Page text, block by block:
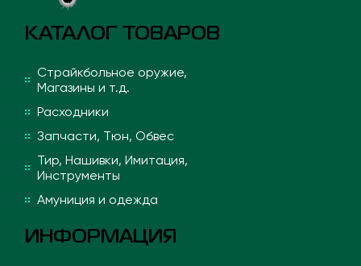
КАТАЛОГ ТОВАРОВ
Страйкбольное оружие,
Магазины и т.д.
Расходники
Запчасти, Тюн, Обвес
Тир, Нашивки, Имитация,
Инструменты
Амуниция и одежда
ИНФОРМАЦИЯ